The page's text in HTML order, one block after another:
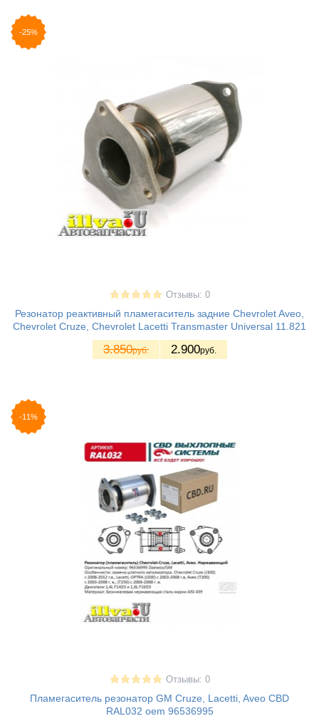
-25%
Отзывы: 0
Резонатор реактивный пламегаситель задние Chevrolet Aveo,
Chevrolet Cruze, Chevrolet Lacetti Transmaster Universal 11.821
3.850руб. 2.900руб.
-11%
Отзывы: 0
Пламегаситель резонатор GM Cruze, Lacetti, Aveo CBD
RAL032 oem 96536995